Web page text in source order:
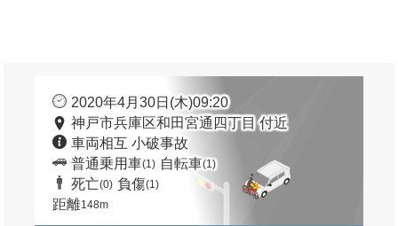
2020年4月30日(木)09:20
神戸市兵庫区和田宮通四丁目 付近
車両相互 小破事故
普通乗用車(1) 自転車(1)
死亡(0) 負傷(1)
距離148m